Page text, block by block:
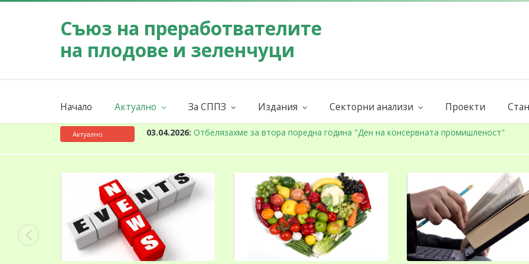
Съюз на преработвателите
на плодове и зеленчуци
Начало Актуално За СППЗ Издания Секторни анализи Проекти
Актуално 03.04.2026:Отбелязахме за втора поредна година "Ден на консервната промишленост"